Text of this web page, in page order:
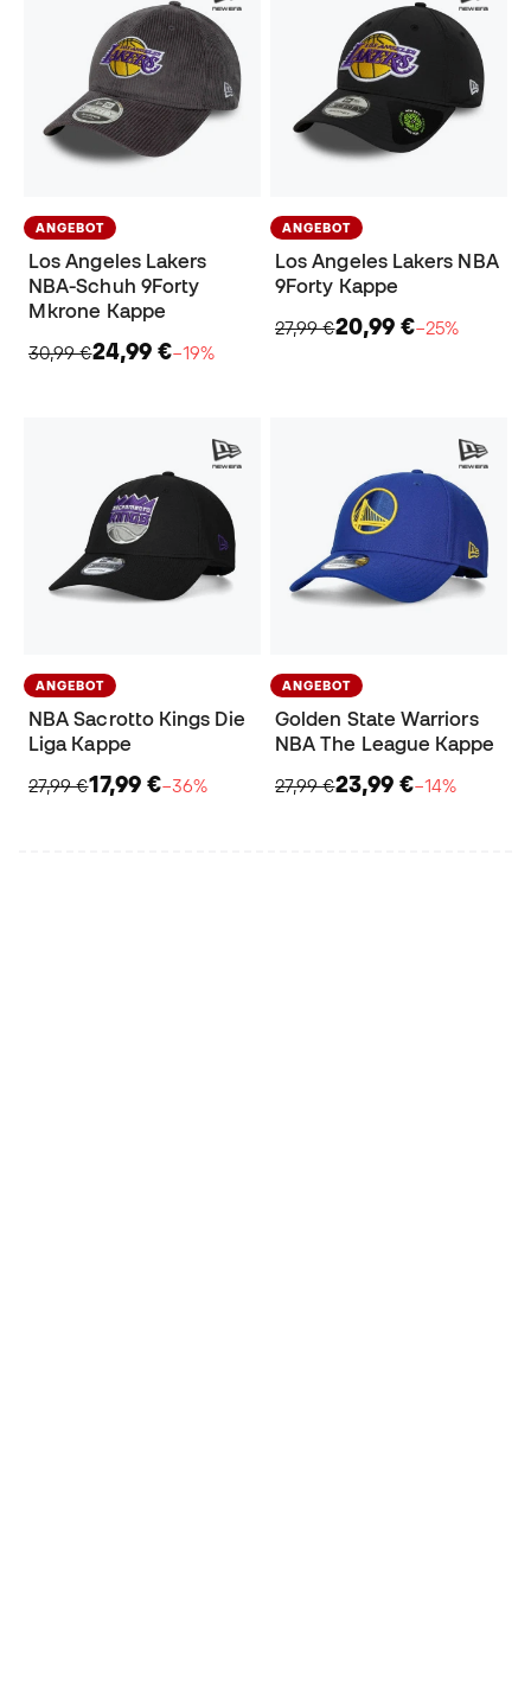
ANGEBOT
Los Angeles Lakers
NBA-Schuh 9Forty
Mkrone Kappe
30,99 €24,99 €−19%
ANGEBOT
Los Angeles Lakers NBA
9Forty Kappe
27,99 €20,99 €−25%
ANGEBOT
NBA Sacrotto Kings Die
Liga Kappe
27,99 €17,99 €−36%
ANGEBOT
Golden State Warriors
NBA The League Kappe
27,99 €23,99 €−14%